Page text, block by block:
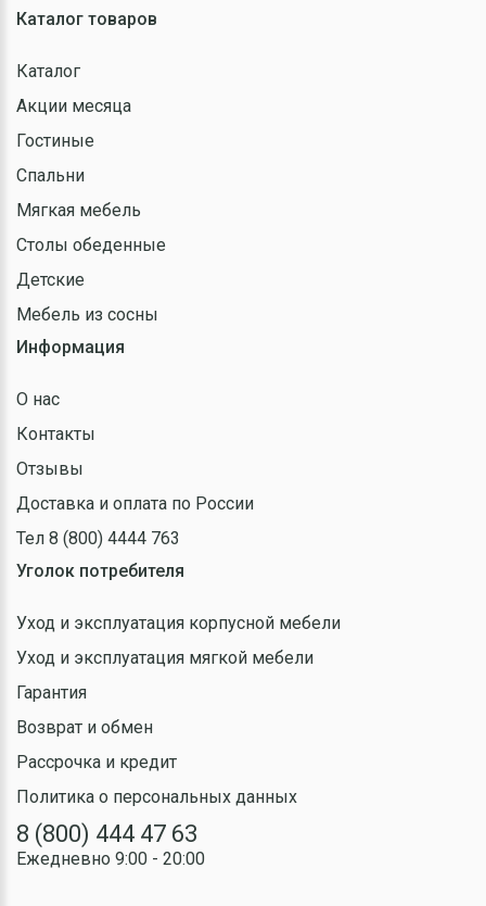
Каталог товаров
Каталог
Акции месяца
Гостиные
Спальни
Мягкая мебель
Столы обеденные
Детские
Мебель из сосны
Информация
О нас
Контакты
Отзывы
Доставка и оплата по России
Тел 8 (800) 4444 763
Уголок потребителя
Уход и эксплуатация корпусной мебели
Уход и эксплуатация мягкой мебели
Гарантия
Возврат и обмен
Рассрочка и кредит
Политика о персональных данных
8 (800) 444 47 63
Ежедневно 9:00 - 20:00